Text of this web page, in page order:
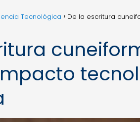
Tecnológica
De la escritura
Impacto